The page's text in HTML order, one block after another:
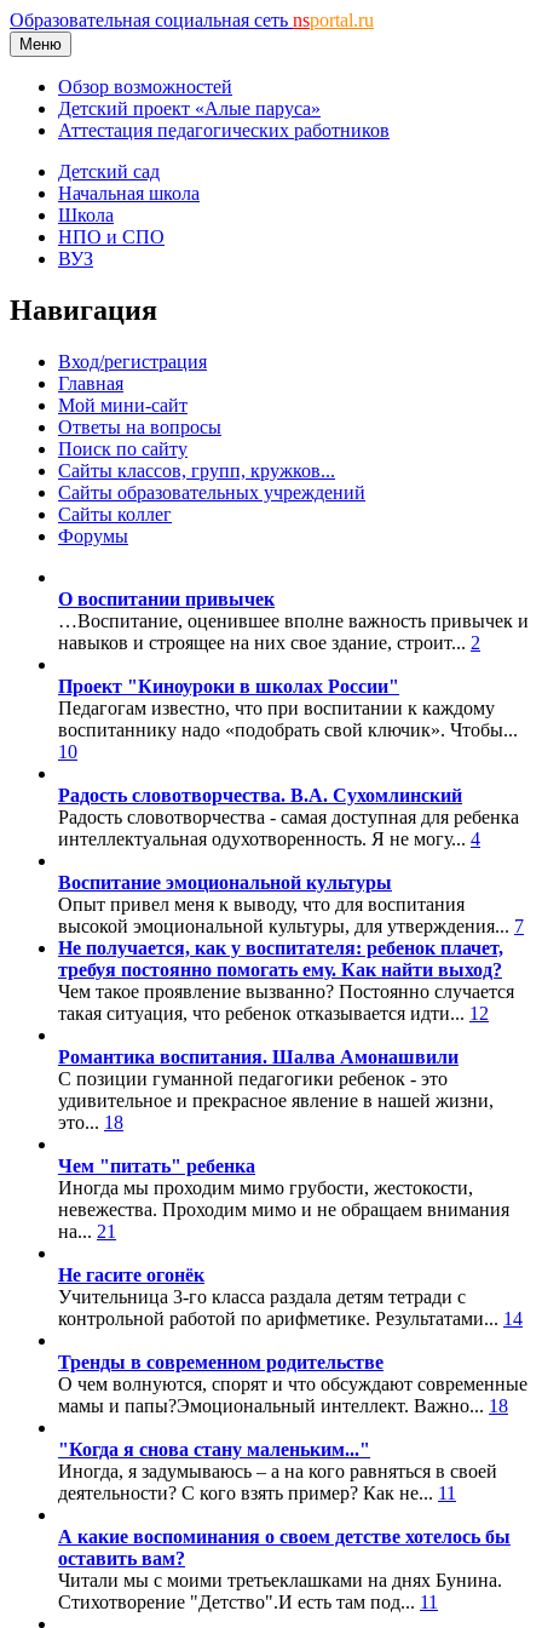
Образовательная социальная сеть nsportal.ru
Меню
Обзор возможностей
Детский проект «Алые паруса»
Аттестация педагогических работников
Детский сад
Начальная школа
Школа
НПО и СПО
ВУЗ
Навигация
Вход/регистрация
Главная
Мой мини-сайт
Ответы на вопросы
Поиск по сайту
Сайты классов, групп, кружков...
Сайты образовательных учреждений
Сайты коллег
Форумы
О воспитании привычек
…Воспитание, оценившее вполне важность привычек и
навыков и строящее на них свое здание, строит... 2
Проект "Киноуроки в школах России"
Педагогам известно, что при воспитании к каждому
воспитаннику надо «подобрать свой ключик». Чтобы...
10
Радость словотворчества. В.А. Сухомлинский
Радость словотворчества - самая доступная для ребенка
интеллектуальная одухотворенность. Я не могу... 4
Воспитание эмоциональной культуры
Опыт привел меня к выводу, что для воспитания
высокой эмоциональной культуры, для утверждения... 7
Не получается, как у воспитателя: ребенок плачет,
требуя постоянно помогать ему. Как найти выход?
Чем такое проявление вызванно? Постоянно случается
такая ситуация, что ребенок отказывается идти... 12
Романтика воспитания. Шалва Амонашвили
С позиции гуманной педагогики ребенок - это
удивительное и прекрасное явление в нашей жизни,
это... 18
Чем "питать" ребенка
Иногда мы проходим мимо грубости, жестокости,
невежества. Проходим мимо и не обращаем внимания
на... 21
Не гасите огонёк
Учительница 3-го класса раздала детям тетради с
контрольной работой по арифметике. Результатами... 14
Тренды в современном родительстве
О чем волнуются, спорят и что обсуждают современные
мамы и папы?Эмоциональный интеллект. Важно... 18
"Когда я снова стану маленьким..."
Иногда, я задумываюсь – а на кого равняться в своей
деятельности? С кого взять пример? Как не... 11
А какие воспоминания о своем детстве хотелось бы
оставить вам?
Читали мы с моими третьеклашками на днях Бунина.
Стихотворение "Детство".И есть там под... 11